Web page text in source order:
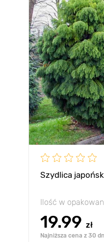
Szydlica
Ilość w
19.99 zł
Najniższa cena z 30